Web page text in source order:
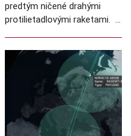
predtým ničené drahými
protilietadlovými raketami. …